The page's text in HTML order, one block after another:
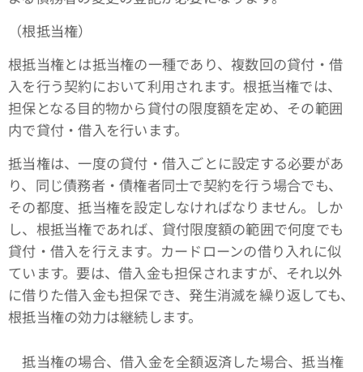
（根抵当権）
根抵当権とは抵当権の一種であり、複数回の貸付・借
入を行う契約において利用されます。根抵当権では、
担保となる目的物から貸付の限度額を定め、その範囲
内で貸付・借入を行います。
抵当権は、一度の貸付・借入ごとに設定する必要があ
り、同じ債務者・債権者同士で契約を行う場合でも、
その都度、抵当権を設定しなければなりません。しか
し、根抵当権であれば、貸付限度額の範囲で何度でも
貸付・借入を行えます。カードローンの借り入れに似
ています。要は、借入金も担保されますが、それ以外
に借りた借入金も担保でき、発生消滅を繰り返しても、
根抵当権の効力は継続します。
抵当権の場合、借入金を全額返済した場合、抵当権